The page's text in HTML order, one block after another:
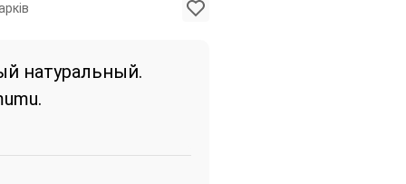
натуральный.